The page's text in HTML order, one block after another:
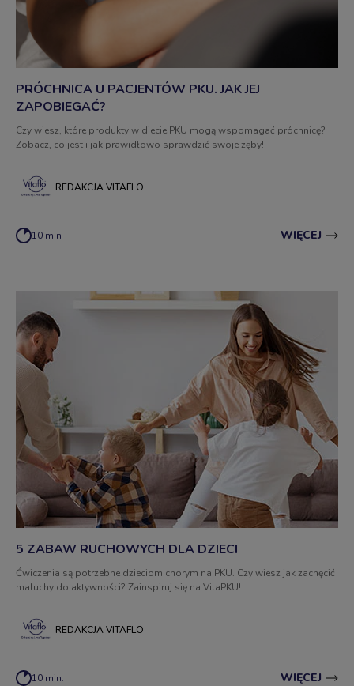
PRÓCHNICA U PACJENTÓW PKU. JAK JEJ
ZAPOBIEGAĆ?
Czy wiesz, które produkty w diecie PKU mogą wspomagać próchnicę?
Zobacz, co jest i jak prawidłowo sprawdzić swoje zęby!
REDAKCJA VITAFLO
10 min WIĘCEJ
5 ZABAW RUCHOWYCH DLA DZIECI
Ćwiczenia są potrzebne dzieciom chorym na PKU. Czy wiesz jak zachęcić
maluchy do aktywności? Zainspiruj się na VitaPKU!
REDAKCJA VITAFLO
10 min. WIĘCEJ